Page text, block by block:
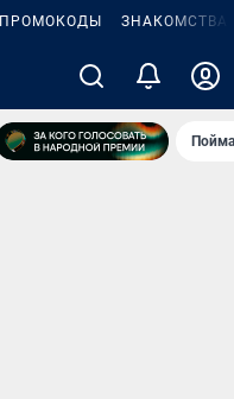
ПРОМОКОДЫ ЗНАКОМСТВА